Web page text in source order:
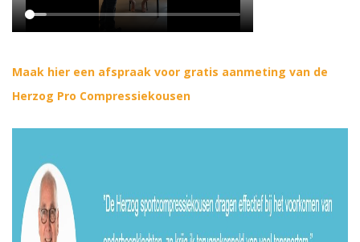
Maak hier een afspraak voor gratis aanmeting van de
Herzog Pro Compressiekousen